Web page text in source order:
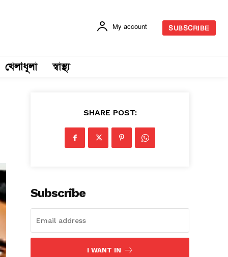
My account SUBSCRIBE
খেলাধূলা স্বাস্থ্য
SHARE POST:
Subscribe
I WANT IN